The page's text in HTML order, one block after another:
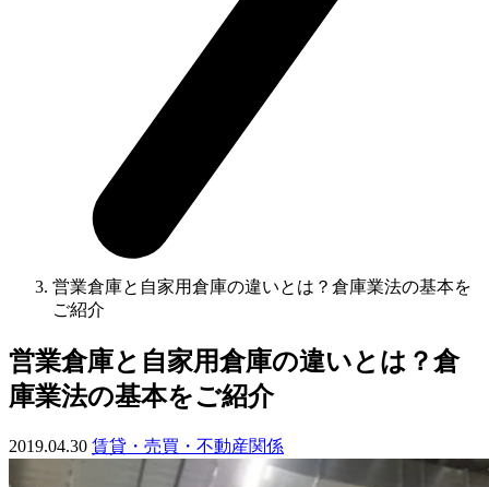
営業倉庫と自家用倉庫の違いとは？倉庫業法の基本を
ご紹介
営業倉庫と自家用倉庫の違いとは？倉
庫業法の基本をご紹介
2019.04.30 賃貸・売買・不動産関係